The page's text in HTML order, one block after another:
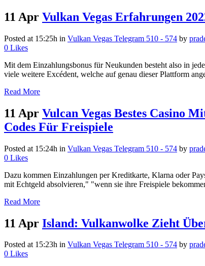
11 Apr Vulkan Vegas Erfahrungen
Posted at 15:25h in Vulkan Vegas Telegram 510 - 574 by
0 Likes
Mit dem Einzahlungsbonus für Neukunden besteht also in
viele weitere Excédent, welche auf genau dieser Plattform
Read More
11 Apr Vulcan Vegas Bestes Сasino
Codes Für Freispiele
Posted at 15:24h in Vulkan Vegas Telegram 510 - 574 by
0 Likes
Dazu kommen Einzahlungen per Kreditkarte, Klarna oder
mit Echtgeld absolvieren," "wenn sie ihre Freispiele
Read More
11 Apr Island: Vulkanwolke Zieht
Posted at 15:23h in Vulkan Vegas Telegram 510 - 574 by
0 Likes